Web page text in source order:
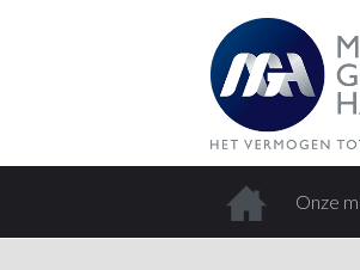
Onze